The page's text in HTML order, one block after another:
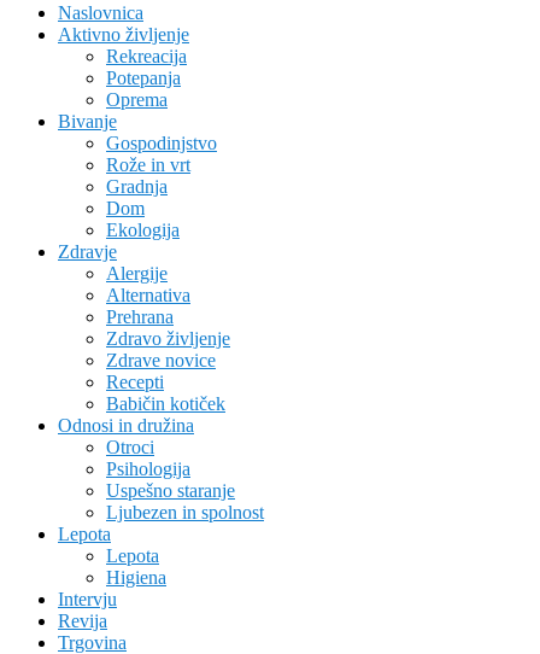
Naslovnica
Aktivno življenje
Rekreacija
Potepanja
Oprema
Bivanje
Gospodinjstvo
Rože in vrt
Gradnja
Dom
Ekologija
Zdravje
Alergije
Alternativa
Prehrana
Zdravo življenje
Zdrave novice
Recepti
Babičin kotiček
Odnosi in družina
Otroci
Psihologija
Uspešno staranje
Ljubezen in spolnost
Lepota
Lepota
Higiena
Intervju
Revija
Trgovina